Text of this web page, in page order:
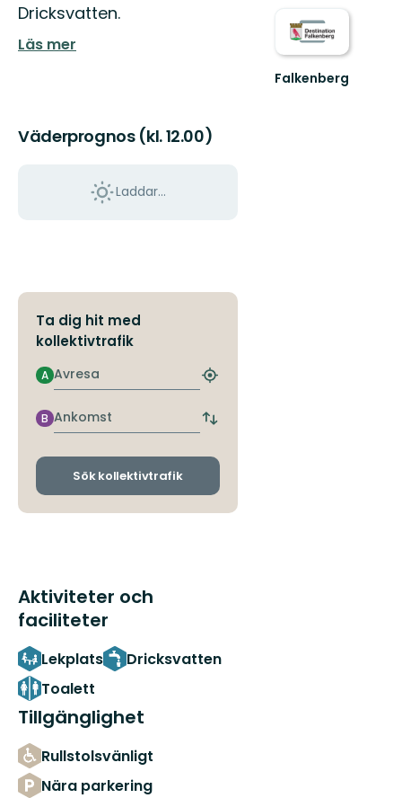
Dricksvatten.
Läs mer
Väderprognos (kl. 12.00)
Laddar...
Ta dig hit med
kollektivtrafik
Avresa
A
Hitta
hållplats
Ankomst
B
Byt
och
Sök kollektivtrafik
Aktiviteter och
faciliteter
Lekplats
Dricksvatten
Toalett
Tillgänglighet
Rullstolsvänligt
Nära parkering
Falkenberg